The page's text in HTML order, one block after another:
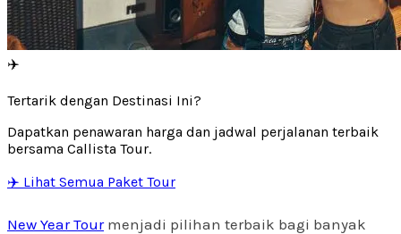
✈️
Tertarik dengan Destinasi Ini?
Dapatkan penawaran harga dan jadwal perjalanan terbaik
bersama Callista Tour.
✈️ Lihat Semua Paket Tour
New Year Tourmenjadi pilihan terbaik bagi banyak